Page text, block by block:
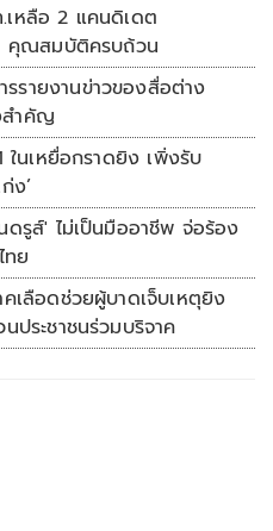
เหลือ 2 แคนดิเดต
คุณสมบัติครบถ้วน
รรายงานข่าวของสื่อต่าง
สำคัญ
ในเหยื่อกราดยิง เพิ่งรับ
ง’
รูส์' ไม่เป็นมืออาชีพ จ่อร้อง
ย
เลือดช่วยผู้บาดเจ็บเหตุยิง
ประชาชนร่วมบริจาค